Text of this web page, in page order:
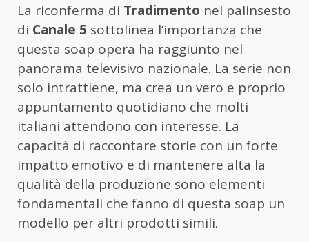
La riconferma di Tradimento nel palinsesto
di Canale 5 sottolinea l’importanza che
questa soap opera ha raggiunto nel
panorama televisivo nazionale. La serie non
solo intrattiene, ma crea un vero e proprio
appuntamento quotidiano che molti
italiani attendono con interesse. La
capacità di raccontare storie con un forte
impatto emotivo e di mantenere alta la
qualità della produzione sono elementi
fondamentali che fanno di questa soap un
modello per altri prodotti simili.